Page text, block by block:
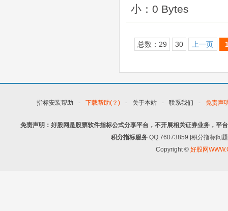
小：0 Bytes
总数：29 30 上一页
指标安装帮助 - 下载帮助(？) - 关于本站 - 联系我们 - 免责声
免责声明：好股网是股票软件指标公式分享平台，不开展相关证券业务，平
积分指标服务 QQ:76073859 [积分指标问
Copyright © 好股网